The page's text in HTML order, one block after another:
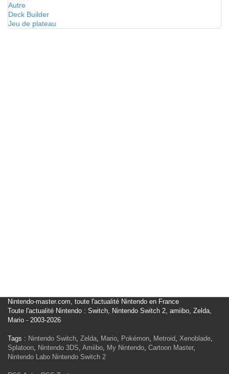
Autre
Deck Builder
Jeu de plateau
Nintendo-master.com, toute l'actualité Nintendo en France
Toute l'actualité Nintendo : Switch, Nintendo Switch 2, amiibo, Zelda,
Mario - 2003-2026
Tags : Nintendo Switch, Zelda, Mario, Pokémon, Metroid, Xenoblade,
Splatoon, Nintendo 3DS, Amiibo, My Nintendo, Cartoon Master,
Nintendo Labo Nintendo Switch 2